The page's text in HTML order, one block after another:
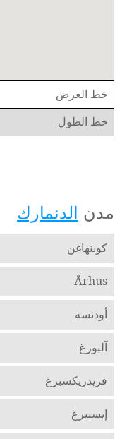
خط العرض
خط الطول
مدن الدنمارك
كوبنهاغن
Århus
أودنسه
آلبورغ
فريدريكسبرغ
إيسبيرغ